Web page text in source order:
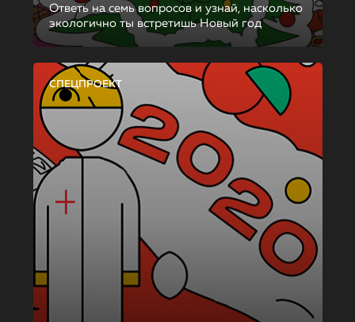
Ответь на семь вопросов и узнай, насколько
экологично ты встретишь Новый год
СПЕЦПРОЕКТ